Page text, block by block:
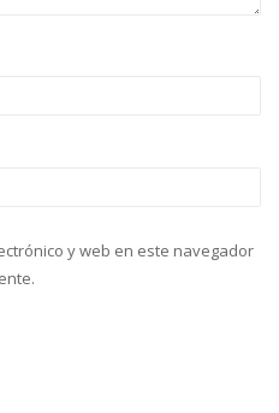
y web en este navegador